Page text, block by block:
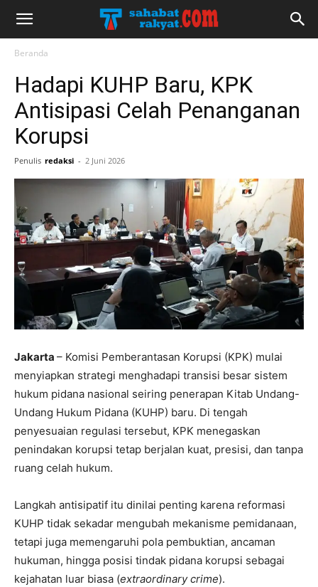
Beranda
Hadapi KUHP Baru, KPK
Antisipasi Celah Penanganan
Korupsi
Penulis redaksi - 2 Juni 2026
Jakarta – Komisi Pemberantasan Korupsi (KPK) mulai
menyiapkan strategi menghadapi transisi besar sistem
hukum pidana nasional seiring penerapan Kitab Undang-
Undang Hukum Pidana (KUHP) baru. Di tengah
penyesuaian regulasi tersebut, KPK menegaskan
penindakan korupsi tetap berjalan kuat, presisi, dan tanpa
ruang celah hukum.
Langkah antisipatif itu dinilai penting karena reformasi
KUHP tidak sekadar mengubah mekanisme pemidanaan,
tetapi juga memengaruhi pola pembuktian, ancaman
hukuman, hingga posisi tindak pidana korupsi sebagai
kejahatan luar biasa (extraordinary crime).